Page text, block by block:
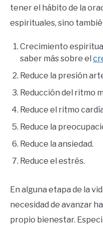
tener el hábito de la
espirituales, sino
Crecimiento
saber más sobre el
Reduce la presión
Reducción del ritmo
Reduce el ritmo
Reduce la
Reduce la ansiedad.
Reduce el estrés.
En alguna etapa de la
necesidad de avanzar
propio bienestar.